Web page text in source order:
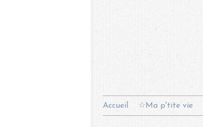
Accueil ☆Ma p'tite vie